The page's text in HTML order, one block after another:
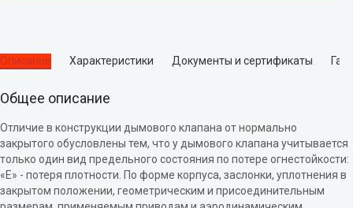
Описание Характеристики Документы и сертификаты
Общее описание
Отличие в конструкции дымового клапана от нормально
закрытого обусловлены тем, что у дымового клапана учитывается
только один вид предельного состояния по потере огнестойкости:
«Е» - потеря плотности. По форме корпуса, заслонки, уплотнения в
закрытом положении, геометрическим и присоединительным